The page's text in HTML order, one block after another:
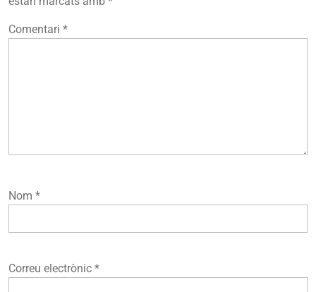
Comentari *
Nom *
Correu electrònic *